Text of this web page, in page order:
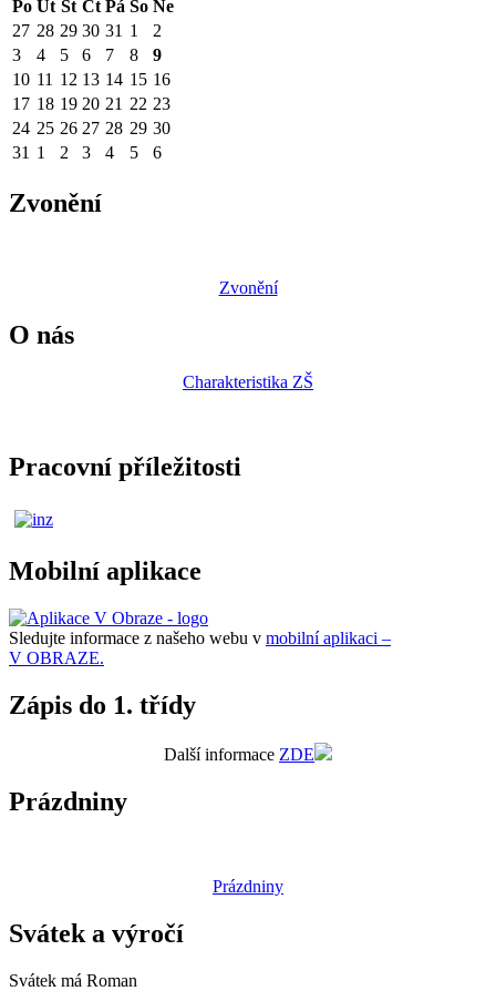
Po Út St Čt Pá So Ne
27 28 29 30 31 1
2
3
4 5 6 7 8
9
10 11 12 13 14 15 16
17 18 19 20 21 22 23
24 25 26 27 28 29 30
31 1 2 3 4 5 6
Zvonění
Zvonění
O nás
Charakteristika ZŠ
Pracovní příležitosti
Mobilní aplikace
Sledujte informace z našeho webu v mobilní aplikaci –
V OBRAZE.
Zápis do 1. třídy
Další informace ZDE
Prázdniny
Prázdniny
Svátek a výročí
Svátek má Roman